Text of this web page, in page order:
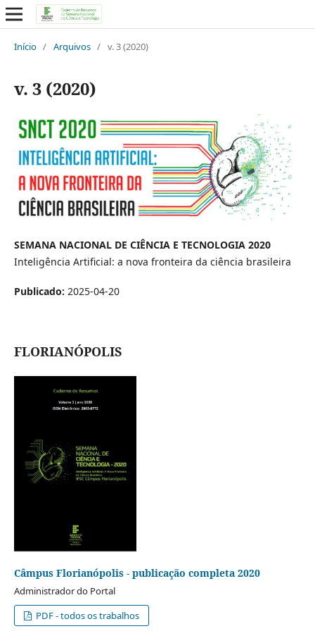
Início / Arquivos / v. 3 (2020)
v. 3 (2020)
SEMANA NACIONAL DE CIÊNCIA E TECNOLOGIA 2020
Inteligência Artificial: a nova fronteira da ciência brasileira
Publicado: 2025-04-20
FLORIANÓPOLIS
Câmpus Florianópolis - publicação completa 2020
Administrador do Portal
PDF - todos os trabalhos